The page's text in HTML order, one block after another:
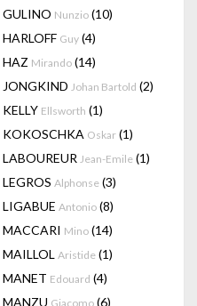
GULINO Nunzio (10)
HARLOFF Guy (4)
HAZ Mirando (14)
JONGKIND Johan Bartold (2)
KELLY Ellsworth (1)
KOKOSCHKA Oskar (1)
LABOUREUR Jean-Emile (1)
LEGROS Alphonse (3)
LIGABUE Antonio (8)
MACCARI Mino (14)
MAILLOL Aristide (1)
MANET Edouard (4)
MANZU Giacomo (6)